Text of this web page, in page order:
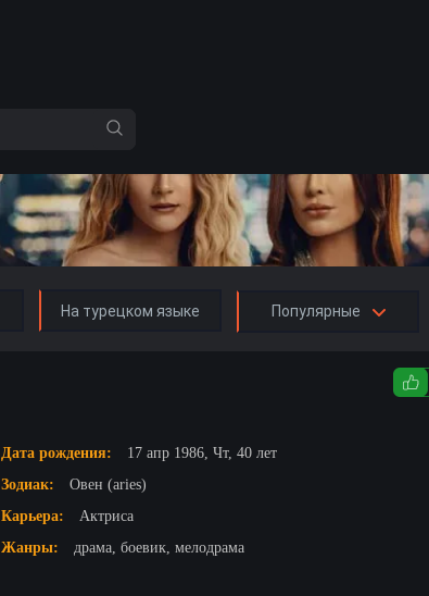
На турецком языке Популярные
Дата рождения:
17 апр 1986, Чт, 40 лет
Зодиак:
Овен (aries)
Карьера:
Актриса
Жанры:
драма, боевик, мелодрама